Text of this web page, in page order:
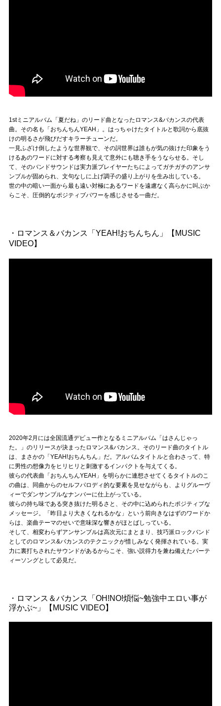
1stミニアルバム「夏だね」のリード曲となったロマンス&バカンスの代表
曲。その名も「おちんちんYEAH」。はっちゃけたタイトルと歌詞から底抜
けの明るさが飛びだすキラーチューンだ。
一見ふざけ倒したような世界観で、その詞世界は誰もが気の抜けた印象をう
けるあのワードに対する考察も見えて意外にも聴き手をうならせる。そし
て、そのバンドサウンドは実力派プレイヤーたちによってガチガチのアンサ
ンブルが固められ、文句なしに上げ調子の盛り上がりを生み出している。
世の中の暗い一面から最も遠い対極にあるワードを遠慮なく高らかに叫ぶか
らこそ、圧倒的なポジティブパワーを感じさせる一曲だ。
・ロマンス＆バカンス「YEAH!おちんちん」【MUSIC
VIDEO】
2020年2月には全国流通デビュー作となるミニアルバム「はさんじゃっ
た。」のリリースが決まったロマンス&バカンス。そのリード曲のタイトル
は、まさかの「YEAH!おちんちん」だ。アルバムタイトルと合わさって、特
に男性の想像力をヒリヒリと刺激するインパクトを与えてくる。
彼らの代表曲「おちんちんYEAH」を明らかに連想させてくるタイトルのこ
の曲は、同曲からのセルフパロディ的な要素を見せながらも、よりグルーヴ
ィーでダンサンブルなナンバーに仕上がっている。
彼らの持ち味である突き抜けた明るさと、その中に込められたポジティブな
メッセージ。「昨日より大きくなれるかな」という前向きなはずのワードか
らは、楽曲テーマのせいで意味深な響きがほとばしっている。
そして、相変わらずアンサンブルは高次元にまとまり、技巧派ロックバンド
としてのロマンス&バカンスのテクニックが惜しみなく発揮されている。実
力に裏打ちされたサウンドがあるからこそ、強い説得力を兼ね備えたパーテ
ィーソングとして必見だ。
・ロマンス＆バカンス「OH!NO!煩悩~勉強中エロい事が
浮かぶ~」【MUSIC VIDEO】